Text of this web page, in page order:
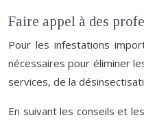
Faire appel à des
Pour les infestations
nécessaires pour éliminer
services, de la
En suivant les conseils et